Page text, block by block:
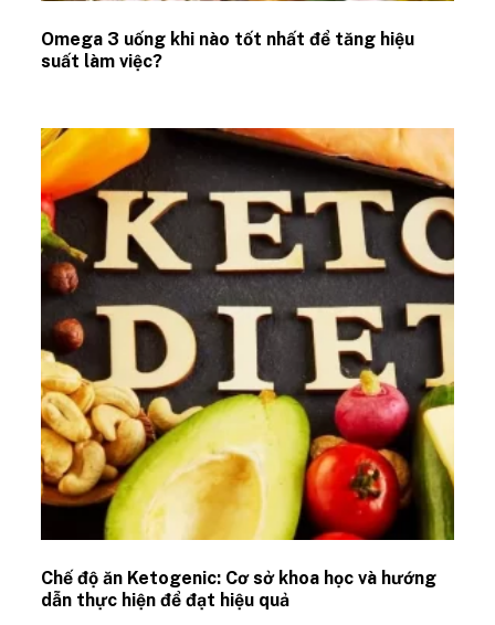
Omega 3 uống khi nào tốt nhất để tăng hiệu
suất làm việc?
Chế độ ăn Ketogenic: Cơ sở khoa học và hướng
dẫn thực hiện để đạt hiệu quả